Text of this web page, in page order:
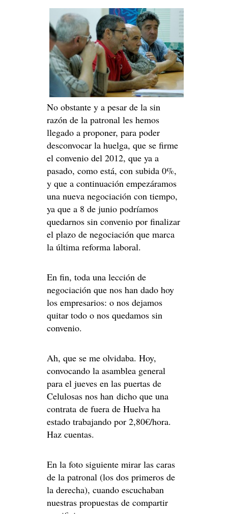
No obstante y a pesar de la sin
razón de la patronal les hemos
llegado a proponer, para poder
desconvocar la huelga, que se firme
el convenio del 2012, que ya a
pasado, como está, con subida 0%,
y que a continuación empezáramos
una nueva negociación con tiempo,
ya que a 8 de junio podríamos
quedarnos sin convenio por finalizar
el plazo de negociación que marca
la última reforma laboral.
En fin, toda una lección de
negociación que nos han dado hoy
los empresarios: o nos dejamos
quitar todo o nos quedamos sin
convenio.
Ah, que se me olvidaba. Hoy,
convocando la asamblea general
para el jueves en las puertas de
Celulosas nos han dicho que una
contrata de fuera de Huelva ha
estado trabajando por 2,80€/hora.
Haz cuentas.
En la foto siguiente mirar las caras
de la patronal (los dos primeros de
la derecha), cuando escuchaban
nuestras propuestas de compartir